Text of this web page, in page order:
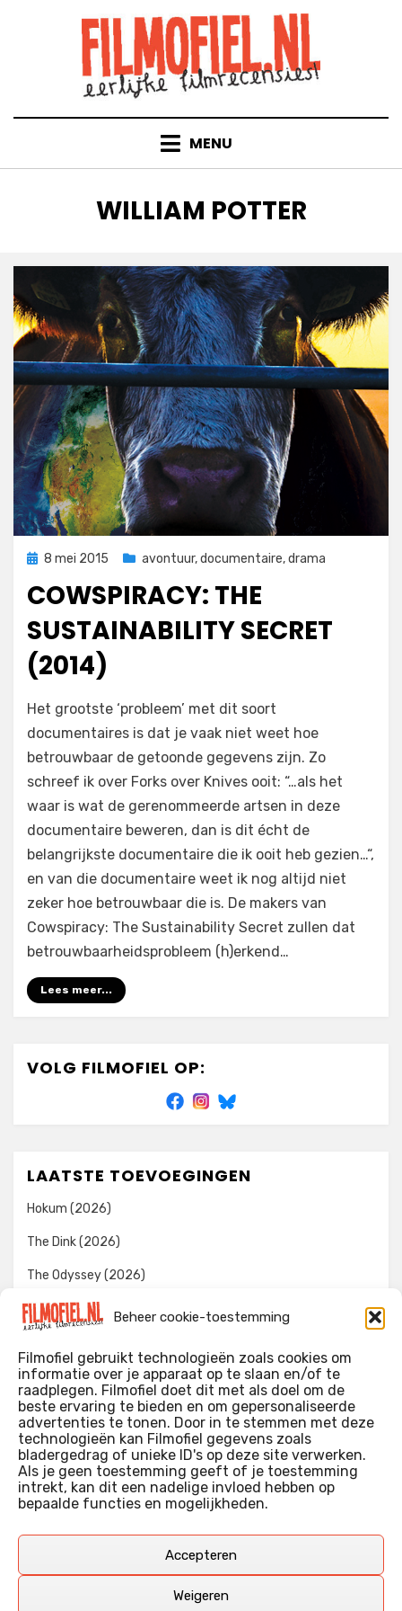
Beheer cookie-toestemming
Filmofiel gebruikt technologieën zoals cookies om
informatie over je apparaat op te slaan en/of te
raadplegen. Filmofiel doet dit met als doel om de
beste ervaring te bieden en om gepersonaliseerde
advertenties te tonen. Door in te stemmen met deze
technologieën kan Filmofiel gegevens zoals
bladergedrag of unieke ID's op deze site verwerken.
Als je geen toestemming geeft of je toestemming
intrekt, kan dit een nadelige invloed hebben op
bepaalde functies en mogelijkheden.
Accepteren
Weigeren
MENU
TAG
:
WILLIAM POTTER
Geplaatst
8 mei 2015 avontuur,documentaire,drama
COWSPIRACY: THE
SUSTAINABILITY SECRET
(2014)
door Filmofiel.nl
1 reactie
op
Cowspiracy:
The
Sustainability
Secret
(2014)
Het grootste ‘probleem’ met dit soort
documentaires is dat je vaak niet weet hoe
betrouwbaar de getoonde gegevens zijn. Zo
schreef ik over Forks over Knives ooit: “…als het
waar is wat de gerenommeerde artsen in deze
documentaire beweren, dan is dit écht de
belangrijkste documentaire die ik ooit heb gezien…“,
en van die documentaire weet ik nog altijd niet
zeker hoe betrouwbaar die is. De makers van
Cowspiracy: The Sustainability Secret zullen dat
betrouwbaarheidsprobleem (h)erkend…
Lees meer...
VOLG FILMOFIEL OP:
LAATSTE TOEVOEGINGEN
Hokum (2026)
The Dink (2026)
The Odyssey (2026)
Evil Dead Burn (2026)
WIE IK BEN…?
Ik ben ooit begonnen met m’n recensies omdat ik zoveel
films keek dat ik af en toe niet meer wist welke ik nu wel of
niet gezien had. Ik ben een filmliefhebber, heb als hobby nog
erg lang in een videotheek gewerkt, en heb als coproducent
Deze recensies zijn dan ook vooral vrij pretentieloze
aangevuld met een groeiende kennis over de kunde én de
kunst van het maken van film.